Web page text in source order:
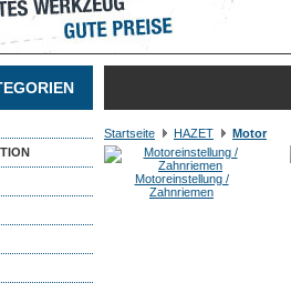
Startseite HAZET Motor
Motoreinstellung /
Zahnriemen